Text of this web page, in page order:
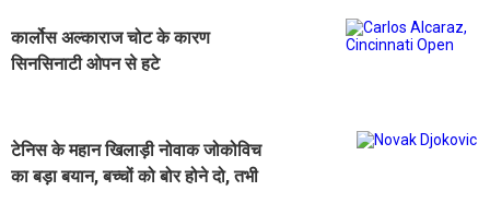
कार्लोस अल्काराज चोट के कारण
सिनसिनाटी ओपन से हटे
टेनिस के महान खिलाड़ी नोवाक जोकोविच
का बड़ा बयान, बच्चों को बोर होने दो, तभी